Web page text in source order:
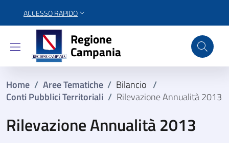
ACCESSO RAPIDO
Regione Campania
Regione
Campania
Home / Aree Tematiche / Bilancio /
Conti Pubblici Territoriali / Rilevazione Annualità 2013
Rilevazione Annualità 2013